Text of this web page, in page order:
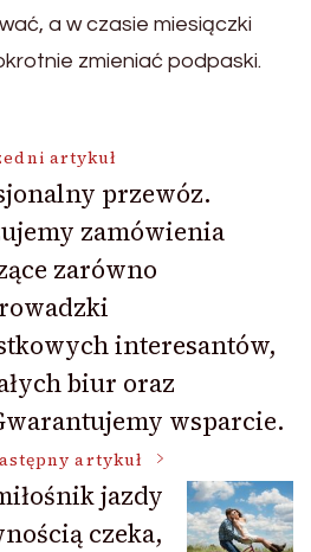
a w czasie miesiączki
zmieniać podpaski.
artykuł
przewóz.
zamówienia
zarówno
interesantów,
biur oraz
wsparcie.
artykuł
jazdy
czeka,